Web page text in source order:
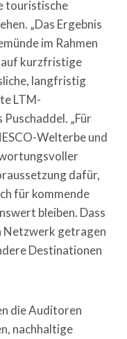
touristische
„Das Ergebnis
im Rahmen
auf kurzfristige
langfristig
LTM-
„Für
Welterbe und
dafür,
für kommende
bleiben. Dass
Netzwerk getragen
Destinationen
die Auditoren
nachhaltige